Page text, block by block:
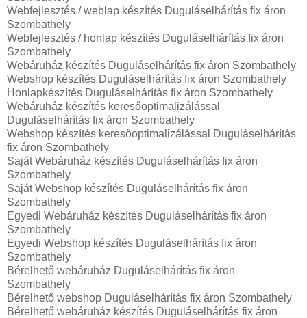
Webfejlesztés / weblap készítés Duguláselhárítás fix áron
Szombathely
Webfejlesztés / honlap készítés Duguláselhárítás fix áron
Szombathely
Webáruház készítés Duguláselhárítás fix áron Szombathely
Webshop készítés Duguláselhárítás fix áron Szombathely
Honlapkészítés Duguláselhárítás fix áron Szombathely
Webáruház készítés keresőoptimalizálással
Duguláselhárítás fix áron Szombathely
Webshop készítés keresőoptimalizálással Duguláselhárítás
fix áron Szombathely
Saját Webáruház készítés Duguláselhárítás fix áron
Szombathely
Saját Webshop készítés Duguláselhárítás fix áron
Szombathely
Egyedi Webáruház készítés Duguláselhárítás fix áron
Szombathely
Egyedi Webshop készítés Duguláselhárítás fix áron
Szombathely
Bérelhető webáruház Duguláselhárítás fix áron
Szombathely
Bérelhető webshop Duguláselhárítás fix áron Szombathely
Bérelhető webáruház készítés Duguláselhárítás fix áron